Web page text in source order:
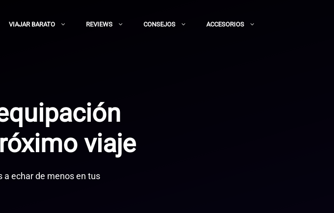
VIAJAR BARATO REVIEWS CONSEJOS ACCESORIOS
viaje
a echar de menos en tus